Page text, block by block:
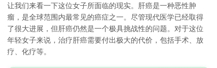
让我们来看一下这位女子所面临的现实。肝癌是一种恶性肿
瘤，是全球范围内最常见的癌症之一。尽管现代医学已经取得
了很大进展，但肝癌仍然是一个极具挑战性的问题。对于这位
年轻女子来说，治疗肝癌需要付出极大的代价，包括手术、放
疗、化疗等。